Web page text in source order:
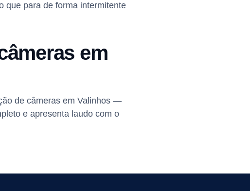
que para de forma intermitente
em
de câmeras em Valinhos —
e apresenta laudo com o